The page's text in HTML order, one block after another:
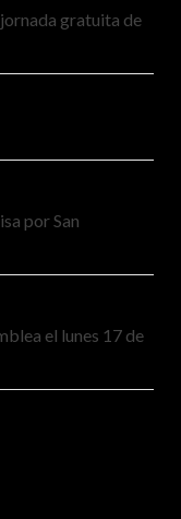
gratuita de
por San
el lunes 17 de